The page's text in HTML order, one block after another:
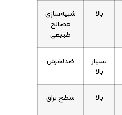
بالا
شبیه‌سازی
مصالح
طبیعی
بسیار
بالا
ضدلغزش
بالا سطح براق